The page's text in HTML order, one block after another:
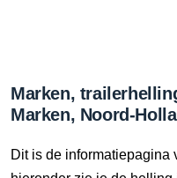
Marken,
Marken, Noord-
Dit is de informatiepagina